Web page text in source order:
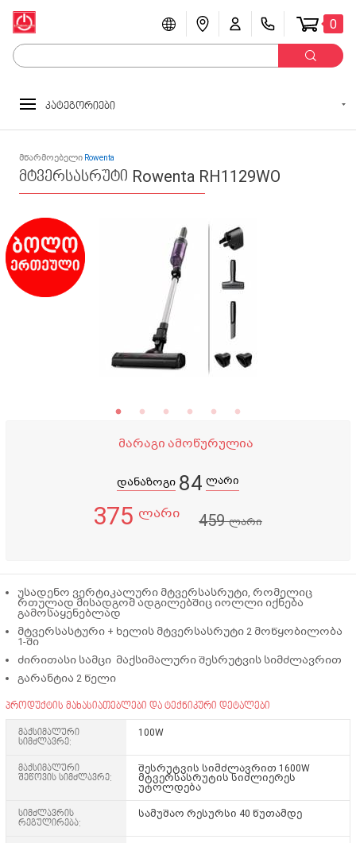
0
კატეგორიები
მწარმოებელი Rowenta
მტვერსასრუტი Rowenta RH1129WO
მარაგი ამოწურულია
დანაზოგი 84 ლარი
375 ლარი 459ლარი
უსადენო ვერტიკალური მტვერსასრუტი, რომელიც
რთულად მისადგომ ადგილებშიც იოლლი იქნება
გამოსაყენებლად
მტვერსასტური + ხელის მტვერსასრუტი 2 მოწყობილობა
1-ში
ძირითასი სამცი მაქსიმალური შესრუტვის სიმძლავრით
გარანტია 2 წელი
პროდუქტის მახასიათებლები და ტექნიკური დეტალები
მაქსიმალური
სიმძლავრე:
100W
მაქსიმალური
შეწოვის სიმძლავრე:
შესრუტვის სიმძლავრით 1600W
მტვერსასრუტის სიძლიერეს
უტოლდება
სიმძლავრის
რეგულირება:
სამუშაო რესურსი 40 წუთამდე